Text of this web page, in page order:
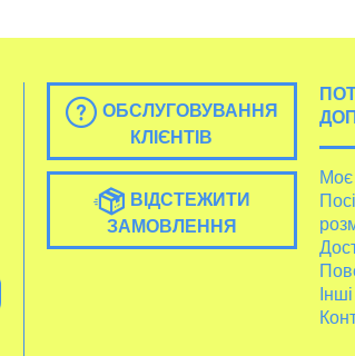
ОБСЛУГОВУВАННЯ
КЛІЄНТІВ
ВІДСТЕЖИТИ
ЗАМОВЛЕННЯ
Моє